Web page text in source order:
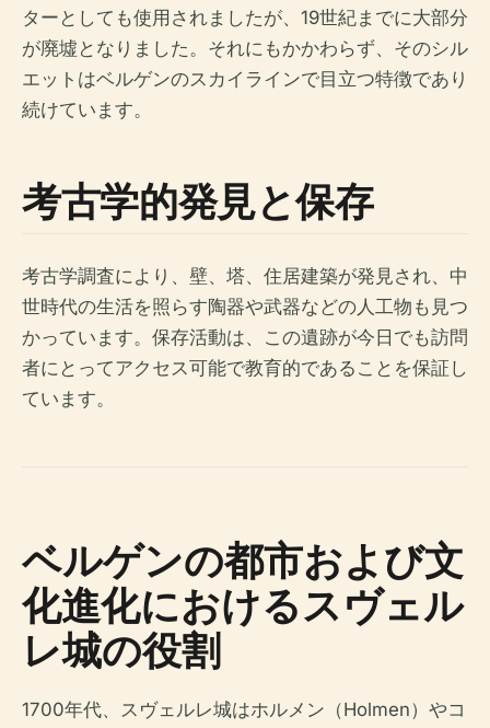
ターとしても使用されましたが、19世紀までに大部分
が廃墟となりました。それにもかかわらず、そのシル
エットはベルゲンのスカイラインで目立つ特徴であり
続けています。
考古学的発見と保存
考古学調査により、壁、塔、住居建築が発見され、中
世時代の生活を照らす陶器や武器などの人工物も見つ
かっています。保存活動は、この遺跡が今日でも訪問
者にとってアクセス可能で教育的であることを保証し
ています。
ベルゲンの都市および文
化進化におけるスヴェル
レ城の役割
1700年代、スヴェルレ城はホルメン（Holmen）やコ